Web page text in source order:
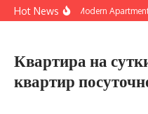
Перейти к содержанию
Hot NewsSunny Modern
Квартира на
квартир